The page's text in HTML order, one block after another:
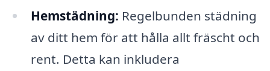
Hemstädning: Regelbunden städning
av ditt hem för att hålla allt fräscht och
rent. Detta kan inkludera